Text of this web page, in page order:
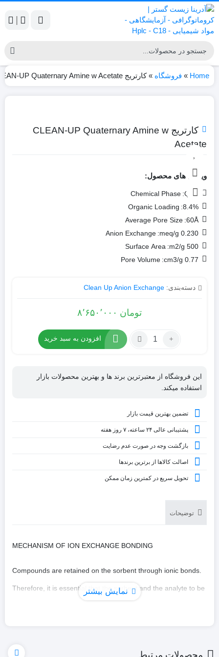
Home
» فروشگاه »کارتریج CLEAN-UP Quaternary Amine w Acetate
کارتریج CLEAN-UP Quaternary Amine w
Acetate
ویژگی های محصول:
QAX:
Chemical Phase
8.4%:
Organic Loading
60Å:
Average Pore Size
0.230 meq/g:
Anion Exchange
500 m2/g:
Surface Area
0.77 cm3/g:
Pore Volume
دسته‌بندی: Clean Up Anion Exchange
تومان
تعداد:
Quaternary
Acetate
افزودن به سبد خرید
این فروشگاه از معتبرترین برند ها و بهترین محصولات بازار
استفاده میکند.
تضمین بهترین قیمت بازار
پشتیبانی عالی ۲۴ ساعته، ۷ روز هفته
بازگشت وجه در صورت عدم رضایت
اصالت کالاها از برترین برندها
تحویل سریع در کمترین زمان ممکن
توضیحات
MECHANISM OF ION EXCHANGE BONDING
Compounds are retained on the sorbent through ionic bonds.
Therefore, it is essential that the sorbent and the analyte to be
نمایش بیشتر
محصولات مرتبط